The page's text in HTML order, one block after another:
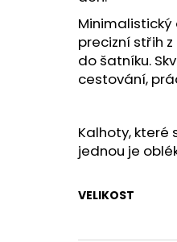
precizní střih
do šatníku.
cestování,
Kalhoty, které
jednou je
VELIKOST